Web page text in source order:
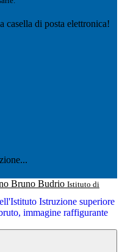
casella di posta elettronica!
Istituto di